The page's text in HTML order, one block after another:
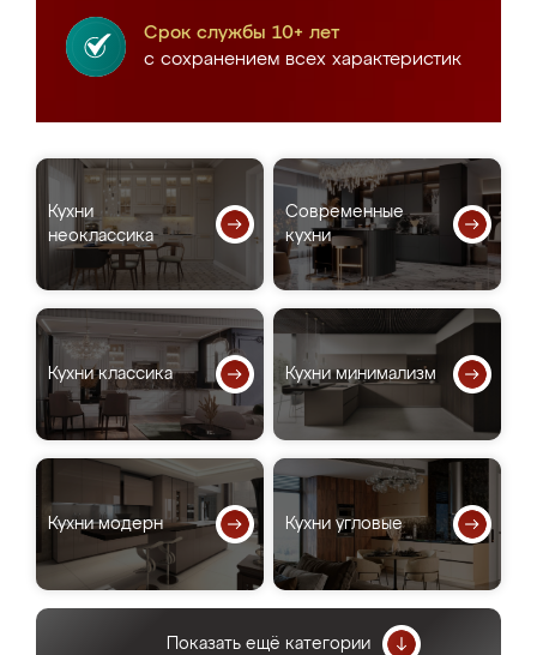
Срок службы 10+ лет
с сохранением всех характеристик
Кухни
неоклассика
Современные
кухни
Кухни классика Кухни минимализм
Кухни модерн Кухни угловые
Показать ещё категории